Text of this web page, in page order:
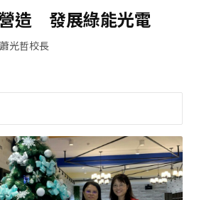
造 發展綠能光電
光哲校長